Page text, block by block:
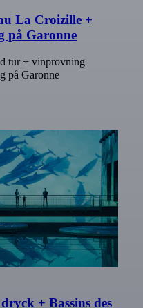
La Croizille +
på Garonne
tur + vinprovning
på Garonne
+ Bassins des